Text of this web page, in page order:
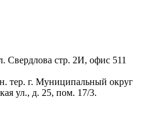
Свердлова стр. 2И, офис 511
тер. г. Муниципальный округ
ул., д. 25, пом. 17/3.